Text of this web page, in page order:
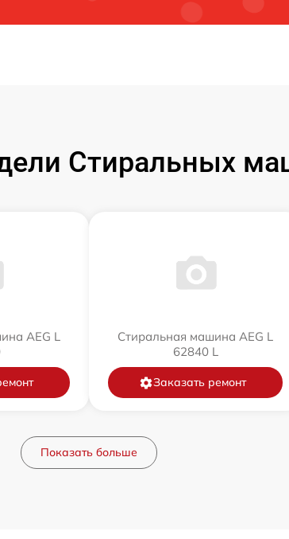
Стиральных
AEG L
Стиральная машина AEG L
62840 L
Заказать ремонт
Показать больше